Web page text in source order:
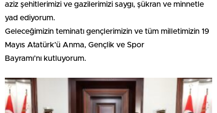
aziz şehitlerimizi ve gazilerimizi saygı, şükran ve minnetle
yad ediyorum.
Geleceğimizin teminatı gençlerimizin ve tüm milletimizin 19
Mayıs Atatürk’ü Anma, Gençlik ve Spor
Bayramı’nı kutluyorum.